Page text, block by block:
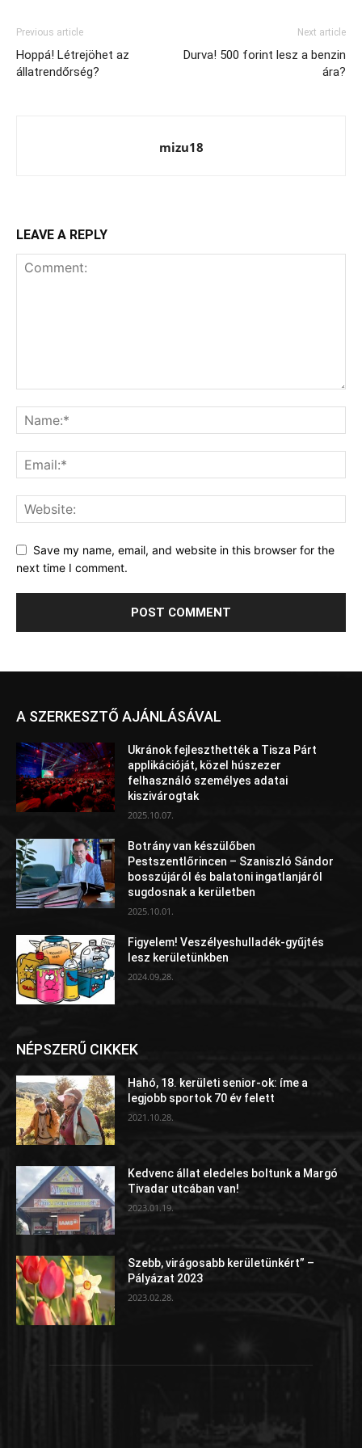
Previous article
Hoppá! Létrejöhet az
állatrendőrség?
Next article
Durva! 500 forint lesz a benzin
ára?
mizu18
LEAVE A REPLY
Save my name, email, and website in this browser for the
next time I comment.
A SZERKESZTŐ AJÁNLÁSÁVAL
Ukránok fejleszthették a Tisza Párt
applikációját, közel húszezer
felhasználó személyes adatai
kiszivárogtak
2025.10.07.
Botrány van készülőben
Pestszentlőrincen – Szaniszló Sándor
bosszújáról és balatoni ingatlanjáról
sugdosnak a kerületben
2025.10.01.
Figyelem! Veszélyeshulladék-gyűjtés
lesz kerületünkben
2024.09.28.
NÉPSZERŰ CIKKEK
Hahó, 18. kerületi senior-ok: íme a
legjobb sportok 70 év felett
2021.10.28.
Kedvenc állat eledeles boltunk a Margó
Tivadar utcában van!
2023.01.19.
Szebb, virágosabb kerületünkért” –
Pályázat 2023
2023.02.28.